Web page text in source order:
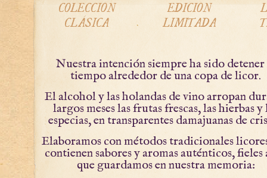
COLECCIÓN
CLÁSICA
EDICIÓN
LIMITADA
Nuestra intención siempre ha sido detener
tiempo alrededor de una copa de licor.
El alcohol y las holandas de vino arropan
largos meses las frutas frescas, las hierbas y
especias, en transparentes damajuanas de
Elaboramos con métodos tradicionales
contienen sabores y aromas auténticos, fieles
que guardamos en nuestra memoria: